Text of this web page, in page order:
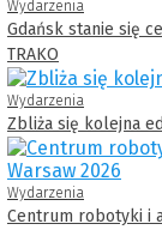
Wydarzenia
Gdańsk stanie się
TRAKO
Wydarzenia
Zbliża się kolejna
Wydarzenia
Centrum robotyki i